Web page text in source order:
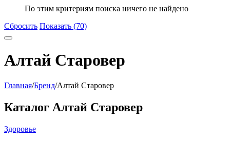
По этим критериям поиска ничего не найдено
Сбросить Показать (70)
Алтай Старовер
Главная/Бренд/Алтай Старовер
Каталог Алтай Старовер
Здоровье